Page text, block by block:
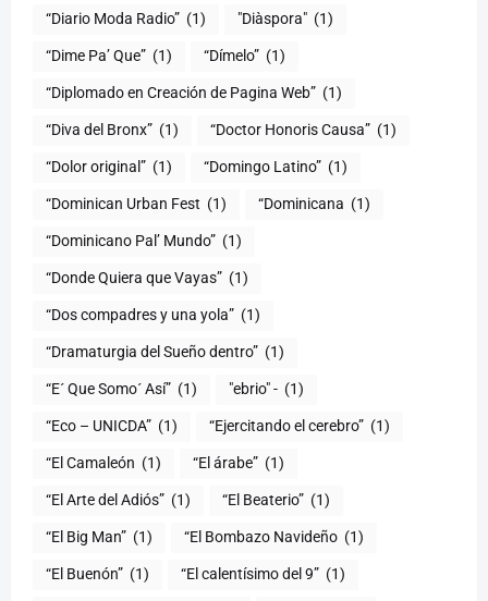
“Diario Moda Radio” (1) (1)
“Dime Pa’ Que” (1) “Dímelo” (1)
“Diplomado en Creación de Pagina Web” (1)
“Diva del Bronx” (1) “Doctor Honoris Causa” (1)
“Dolor original” (1) “Domingo Latino” (1)
“Dominican Urban Fest (1) “Dominicana (1)
“Dominicano Pal’ Mundo” (1)
“Donde Quiera que Vayas” (1)
“Dos compadres y una yola” (1)
“Dramaturgia del Sueño dentro” (1)
“E´ Que Somo´ Así” (1) "ebrio" - (1)
“Eco – UNICDA” (1) “Ejercitando el cerebro” (1)
“El Camaleón (1) “El árabe” (1)
“El Arte del Adiós” (1) “El Beaterio” (1)
“El Big Man” (1) “El Bombazo Navideño (1)
“El Buenón” (1) “El calentísimo del 9” (1)